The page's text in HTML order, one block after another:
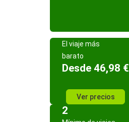
El viaje más
barato
Desde 46,98 €
Ver precios
2